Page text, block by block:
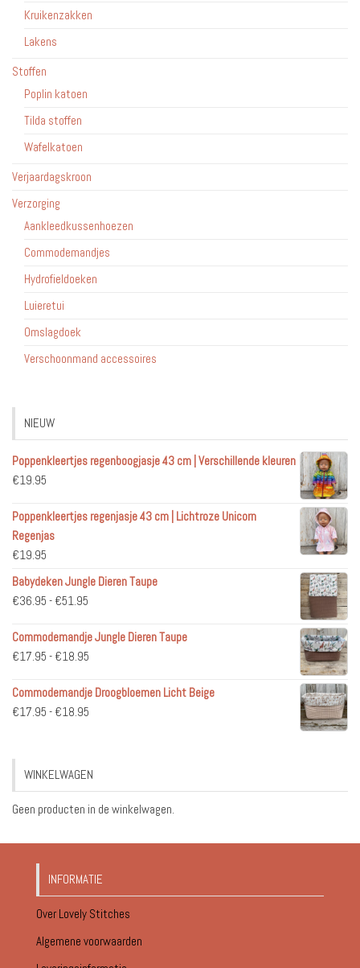
Kruikenzakken
Lakens
Stoffen
Poplin katoen
Tilda stoffen
Wafelkatoen
Verjaardagskroon
Verzorging
Aankleedkussenhoezen
Commodemandjes
Hydrofieldoeken
Luieretui
Omslagdoek
Verschoonmand accessoires
NIEUW
Poppenkleertjes regenboogjasje 43 cm | Verschillende kleuren
€19.95
Poppenkleertjes regenjasje 43 cm | Lichtroze Unicorn
Regenjas
€19.95
Babydeken Jungle Dieren Taupe
€36.95 - €51.95
tot
€51.95
Commodemandje Jungle Dieren Taupe
€17.95 - €18.95
tot
Commodemandje Droogbloemen Licht Beige
€17.95 - €18.95
€18.95
WINKELWAGEN
Geen producten in de winkelwagen.
INFORMATIE
Over Lovely Stitches
Algemene voorwaarden